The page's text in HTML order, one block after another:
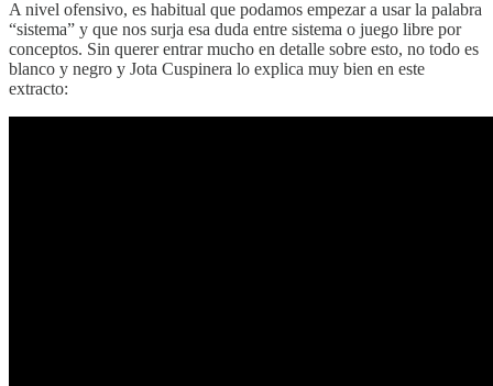
A nivel ofensivo, es habitual que podamos empezar a usar la palabra
“sistema” y que nos surja esa duda entre sistema o juego libre por
conceptos. Sin querer entrar mucho en detalle sobre esto, no todo es
blanco y negro y Jota Cuspinera lo explica muy bien en este
extracto: